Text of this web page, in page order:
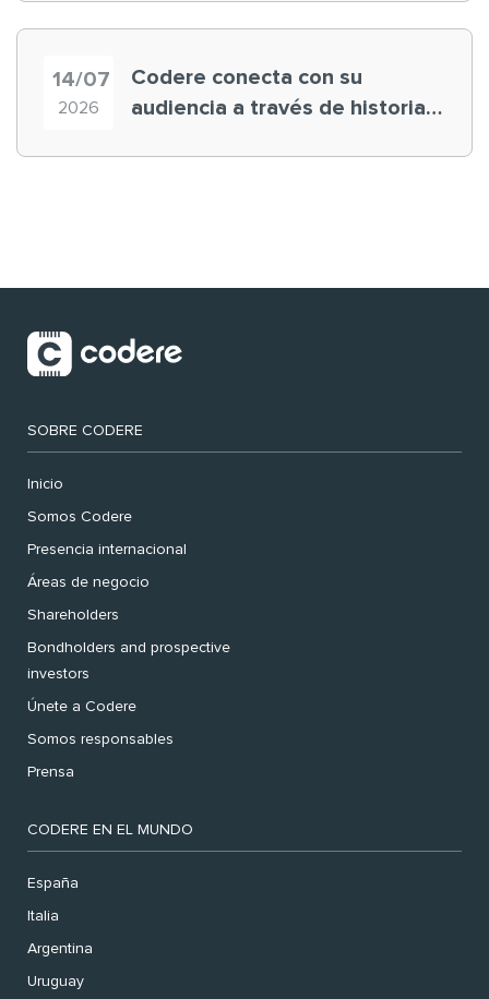
14/07
2026
Codere conecta con su
audiencia a través de historias
SOBRE CODERE
Inicio
Somos Codere
Presencia internacional
Áreas de negocio
Shareholders
Bondholders and prospective
investors
Únete a Codere
Somos responsables
Prensa
CODERE EN EL MUNDO
España
Italia
Argentina
Uruguay